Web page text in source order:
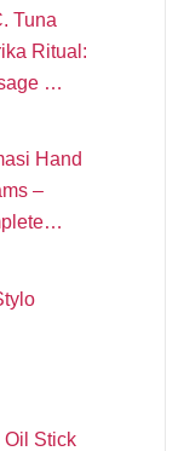
Tuna
Ritual:
…
Hand
–
Oil Stick